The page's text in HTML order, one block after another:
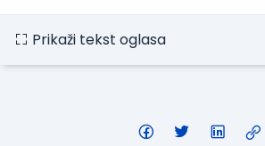
Prikaži tekst oglasa